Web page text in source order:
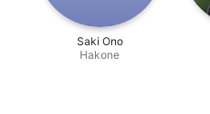
Saki Ono
Hakone